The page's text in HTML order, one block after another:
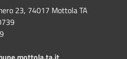
23, 74017 Mottola TA